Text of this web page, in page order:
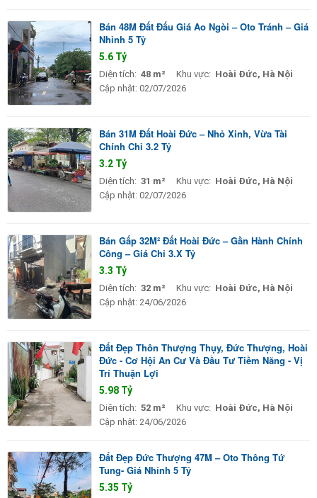
Bán 48M Đất Đấu Giá Ao Ngòi – Oto Tránh – Giá
Nhỉnh 5 Tỷ
5.6 Tỷ
Diện tích: 48 m² Khu vực: Hoài Đức, Hà Nội
Cập nhật: 02/07/2026
Bán 31M Đất Hoài Đức – Nhỏ Xinh, Vừa Tài
Chính Chỉ 3.2 Tỷ
3.2 Tỷ
Diện tích: 31 m² Khu vực: Hoài Đức, Hà Nội
Cập nhật: 02/07/2026
Bán Gấp 32M² Đất Hoài Đức – Gần Hành Chính
Công – Giá Chỉ 3.X Tỷ
3.3 Tỷ
Diện tích: 32 m² Khu vực: Hoài Đức, Hà Nội
Cập nhật: 24/06/2026
Đất Đẹp Thôn Thượng Thụy, Đức Thượng, Hoài
Đức - Cơ Hội An Cư Và Đầu Tư Tiềm Năng - Vị
Trí Thuận Lợi
5.98 Tỷ
Diện tích: 52 m² Khu vực: Hoài Đức, Hà Nội
Cập nhật: 24/06/2026
Đất Đẹp Đức Thượng 47M – Oto Thông Tứ
Tung- Giá Nhỉnh 5 Tỷ
5.35 Tỷ